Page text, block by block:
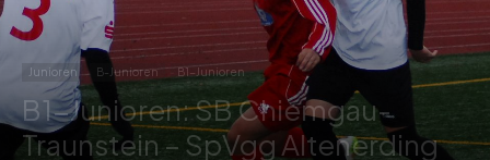
Junioren B-Junioren B1-Junioren
B1-Junioren: SB Chiemgau-
Traunstein – SpVgg Altenerding